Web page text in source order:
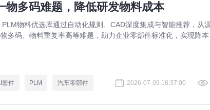
多码难题，降低研发物料成本
PLM物料优选库通过自动化规则、CAD深度集成与智能推荐，从
多码、物料重复率高等难题，助力企业零部件标准化，实现降
套件 PLM 汽车零部件 2026-07-09 18:37:00